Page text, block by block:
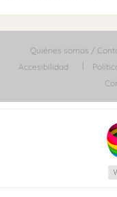
Quiénes somos /
Accesibilidad